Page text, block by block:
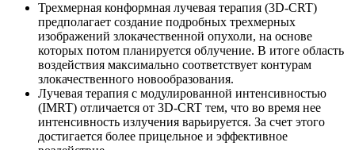
Трехмерная конформная лучевая терапия (3D-CRT)
предполагает создание подробных трехмерных
изображений злокачественной опухоли, на основе
которых потом планируется облучение. В итоге область
воздействия максимально соответствует контурам
злокачественного новообразования.
Лучевая терапия с модулированной интенсивностью
(IMRT) отличается от 3D-CRT тем, что во время нее
интенсивность излучения варьируется. За счет этого
достигается более прицельное и эффективное